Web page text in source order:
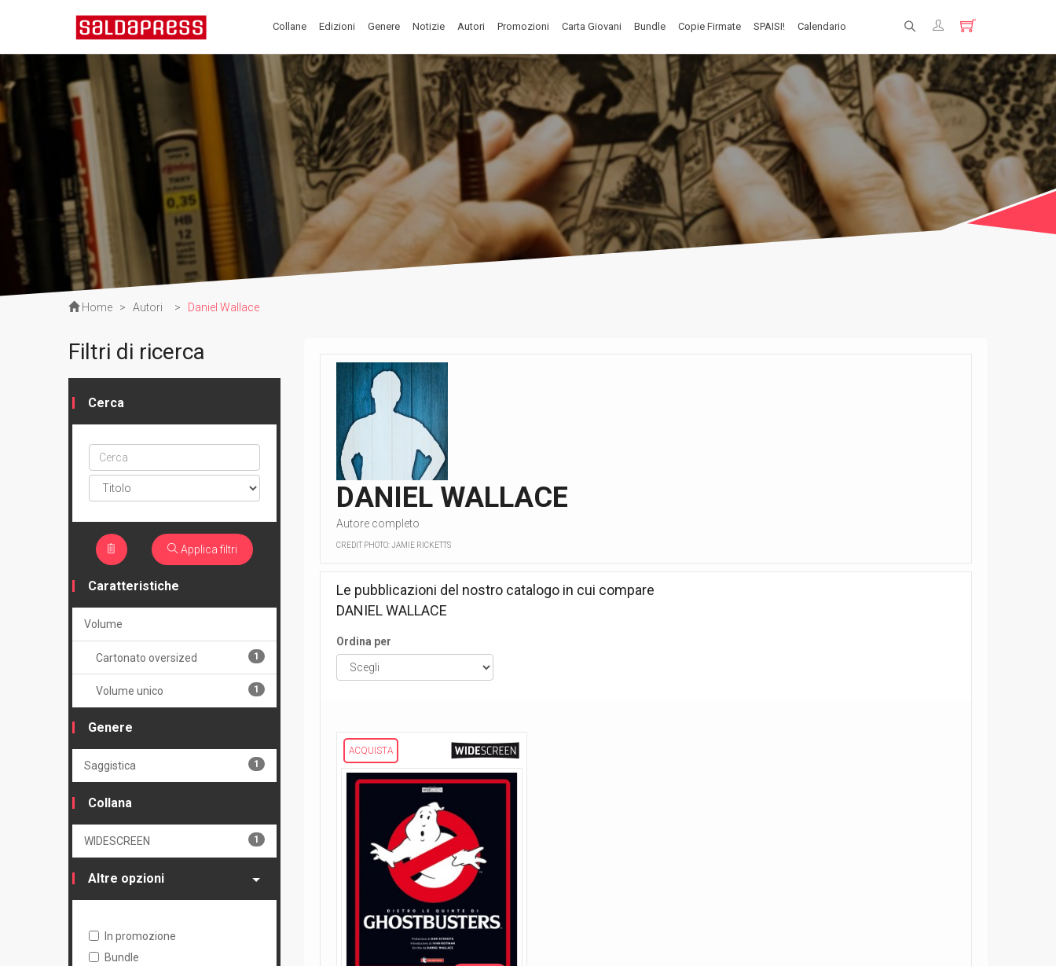
Collane Edizioni Genere Notizie Autori Promozioni Carta Giovani Bundle Copie Firmate SPAISI! Calendario
Registrati
Home > Autori > Daniel Wallace
DANIEL WALLACE
Autore completo
CREDIT PHOTO: JAMIE RICKETTS
Le pubblicazioni del nostro catalogo in cui compare
DANIEL WALLACE
Ordina per
ACQUISTA
Filtri di ricerca
Cerca
Cerca
ptype
Applica filtri
Caratteristiche
Volume
Cartonato oversized 1
Volume unico 1
Genere
Saggistica 1
Collana
WIDESCREEN 1
Altre opzioni
In promozione
Bundle